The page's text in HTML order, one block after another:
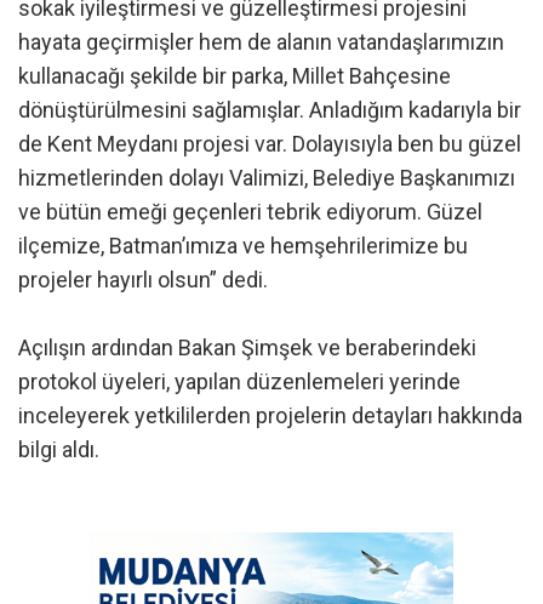
sokak iyileştirmesi ve güzelleştirmesi projesini
hayata geçirmişler hem de alanın vatandaşlarımızın
kullanacağı şekilde bir parka, Millet Bahçesine
dönüştürülmesini sağlamışlar. Anladığım kadarıyla bir
de Kent Meydanı projesi var. Dolayısıyla ben bu güzel
hizmetlerinden dolayı Valimizi, Belediye Başkanımızı
ve bütün emeği geçenleri tebrik ediyorum. Güzel
ilçemize, Batman’ımıza ve hemşehrilerimize bu
projeler hayırlı olsun” dedi.
Açılışın ardından Bakan Şimşek ve beraberindeki
protokol üyeleri, yapılan düzenlemeleri yerinde
inceleyerek yetkililerden projelerin detayları hakkında
bilgi aldı.